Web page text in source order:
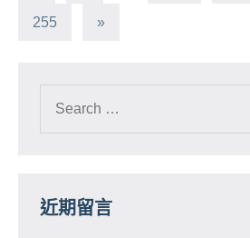
章
頁
255
Next
»
近期留言